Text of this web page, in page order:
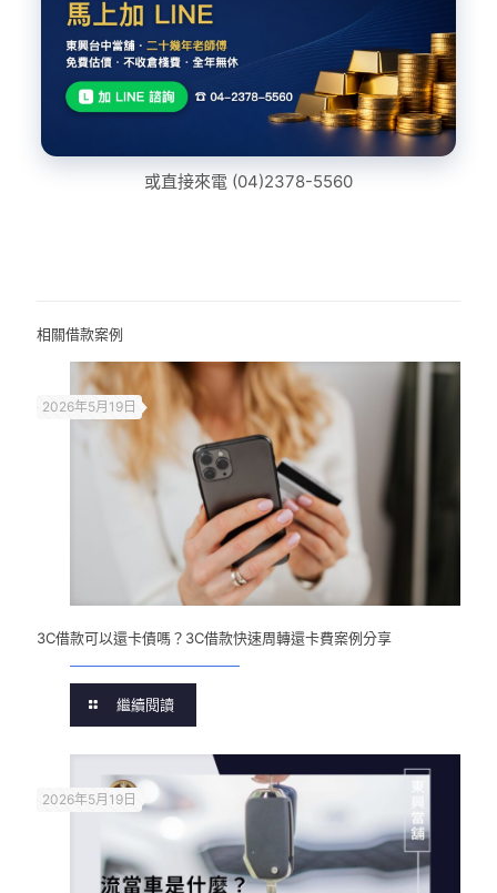
或直接來電 (04)2378-5560
相關借款案例
2026年5月19日
3C借款可以還卡債嗎？3C借款快速周轉還卡費案例分享
繼續閱讀
2026年5月19日